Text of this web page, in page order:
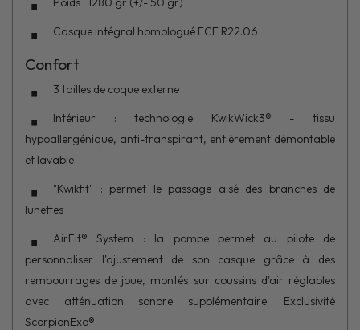
Casque intégral homologué ECE R22.06
Confort
3 tailles de coque externe
Intérieur : technologie KwikWick3® - tissu
hypoallergénique, anti-transpirant, entièrement démontable
et lavable
"Kwikfit" : permet le passage aisé des branches de
lunettes
AirFit® System : la pompe permet au pilote de
personnaliser l'ajustement de son casque grâce à des
rembourrages de joue, montés sur coussins d'air réglables
avec atténuation sonore supplémentaire. Exclusivité
ScorpionExo®